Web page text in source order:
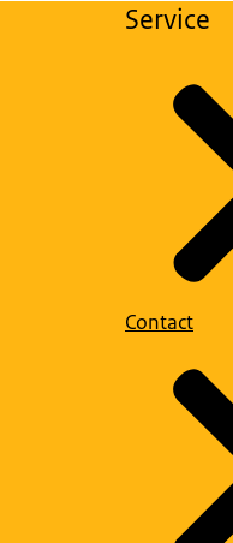
Service
Contact